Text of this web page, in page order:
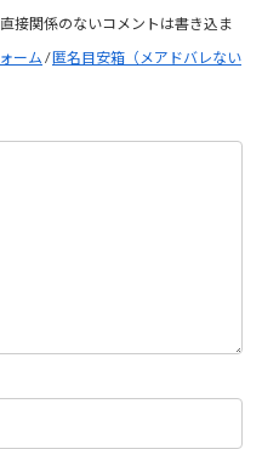
接関係のないコメントは書き込ま
ーム /匿名目安箱（メアドバレない